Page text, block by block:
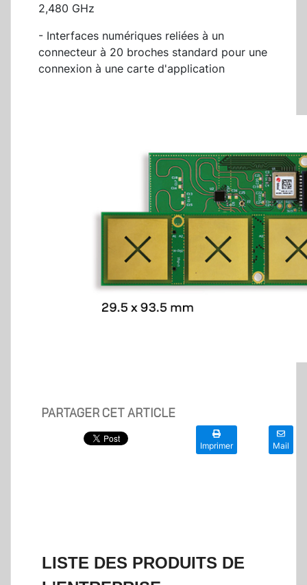
2,480 GHz
- Interfaces numériques reliées à un
connecteur à 20 broches standard pour une
connexion à une carte d'application
PARTAGER CET ARTICLE
Imprimer Mail
LISTE DES PRODUITS DE